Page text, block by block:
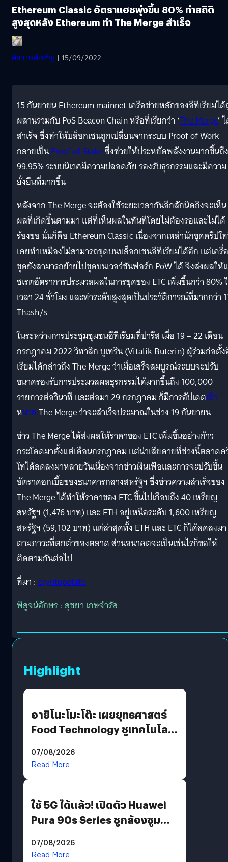
Ethereum Classic อัตราแฮชพุ่งขึ้น 80% ทำสถิติ
สูงสุดหลัง Ethereum ทำ The Merge สำเร็จ
ศิลา วงศ์เจริญ | 15/09/2022
15 กันยายน Ethereum mainnet เครือข่ายหลักของอีทีเรียมไ
ผสานรวมกับ PoS Beacon Chain หรือที่เรียกว่า ‘The Merge’
สำเร็จ ซึ่งทำให้บล็อกเชนถูกเปลี่ยนจากระบบ Proof of Work
กลายเป็นProof of Stakeซึ่งช่วยให้ประหยัดพลังงานมากขึ้นถึง
99.95% ระบบนิเวศมีความปลอดภัย รองรับธุรกรรมและมีความ
ยั่งยืนที่มากขึ้น
หลังจาก The Merge จะต้องใช้ระยะเวลากันอีกสักนิดถึงจะเห็น
ผลที่เกิดขึ้นตามมา แต่ที่เห็นผลในทันทีโดยไม่ต้องรอและไม่ได้
ร้องขอ นั่นก็คือ Ethereum Classic เนื่องจากเหล่านักขุดคริปโ
เคยทำเหมืองไม่สามารถขุดบนบล็อกเชนอีทีเรียมได้อีก แต่เครื่
ขุดยังสามารถย้ายไปขุดบนเวอร์ชันฟอร์ก PoW ได้ จึงส่งผลให้
ชเรตอัตราการประมวลผลในการขุดของ ETC เพิ่มขึ้นกว่า 80%
เวลา 24 ชั่วโมง และทำระดับสูงสุดเป็นประวัติการณ์ที่มากกว่า
Thash/s
ในระหว่างการประชุมชุมชนอีทีเรียมที่ปารีส เมื่อ 19 – 22 เดือน
กรกฎาคม 2022 วิทาลิก บูเทริน (Vitalik Buterin) ผู้ร่วมก่อตั้
เรียมได้กล่าวถึง The Merge ว่าเมื่อเสร็จสมบูรณ์ระบบจะปรับ
ขนาดรองรับการประมวลผลธุรกรรมได้มากขึ้นถึง 100,000
รายการต่อวินาที และต่อมา 29 กรกฎาคม ก็มีการอัปเดตเป้า
หมายThe Merge ว่าจะสำเร็จประมาณในช่วง 19 กันยายน
ข่าว The Merge ได้ส่งผลให้ราคาของ ETC เพิ่มขึ้นอย่างก้าว
กระโดดมาตั้งแต่เดือนกรกฎาคม แต่น่าเสียดายที่ช่วงนี้ตลาด
โทได้ลดลงมาหลายวันเนื่องจากข่าวเงินเฟ้อและการจะปรับขึ้น
อัตราดอกเบี้ยของธนาคารกลางสหรัฐฯ ซึ่งข่าวความสำเร็จของ
The Merge ได้ทำให้ราคาของ ETC ขึ้นไปเกือบถึง 40 เหรียญ
สหรัฐฯ (1,476 บาท) และ ETH อยู่เหนือระดับ 1,600 เหรียญ
สหรัฐฯ (59,102 บาท) แต่ล่าสุดทั้ง ETH และ ETC ก็ได้ลดลงมา
ตามภาวะที่ตกต่ำของตลาด ส่วนอนาคตจะเป็นเช่นไรก็ขอให้
ติดตามกันต่อไป
ที่มา : cryptopotato
พิสูจน์อักษร : สุชยา เกษจำรัส
Highlight
อายิโนะโมะโต๊ะ เผยยุทธศาสตร์
Food Technology ชูเทคโนโลยี
บริโภคและ B2B
07/08/2026
Read More
ใช้ 5G ได้แล้ว! เปิดตัว Huawei
Pura 90s Series ชูกล้องซูม
07/08/2026
Read More